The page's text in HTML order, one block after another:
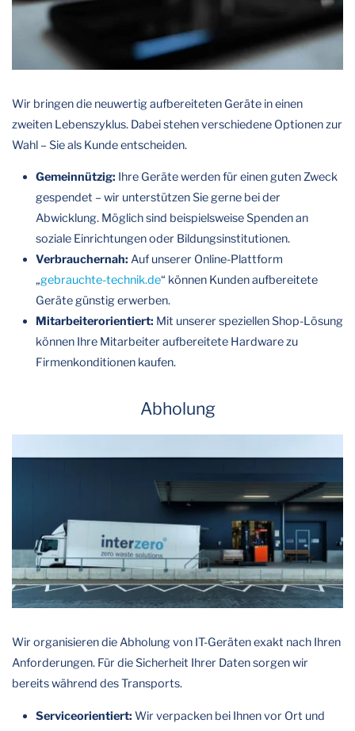
Wir bringen die neuwertig aufbereiteten Geräte in einen
zweiten Lebenszyklus. Dabei stehen verschiedene Optionen zur
Wahl – Sie als Kunde entscheiden.
Gemeinnützig: Ihre Geräte werden für einen guten Zweck
gespendet – wir unterstützen Sie gerne bei der
Abwicklung. Möglich sind beispielsweise Spenden an
soziale Einrichtungen oder Bildungsinstitutionen.
Verbrauchernah: Auf unserer Online-Plattform
„gebrauchte-technik.de“ können Kunden aufbereitete
Geräte günstig erwerben.
Mitarbeiterorientiert: Mit unserer speziellen Shop-Lösung
können Ihre Mitarbeiter aufbereitete Hardware zu
Firmenkonditionen kaufen.
Abholung
Wir organisieren die Abholung von IT-Geräten exakt nach Ihren
Anforderungen. Für die Sicherheit Ihrer Daten sorgen wir
bereits während des Transports.
Serviceorientiert: Wir verpacken bei Ihnen vor Ort und